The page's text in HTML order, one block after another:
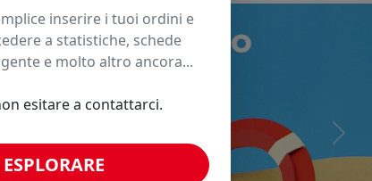
inserire i tuoi ordini e
a statistiche, schede
e molto altro ancora...
esitare a contattarci.